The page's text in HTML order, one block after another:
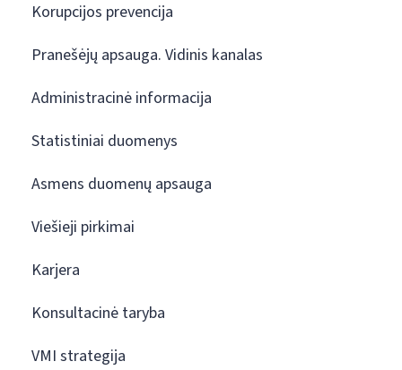
Korupcijos prevencija
Pranešėjų apsauga. Vidinis kanalas
Administracinė informacija
Statistiniai duomenys
Asmens duomenų apsauga
Viešieji pirkimai
Karjera
Konsultacinė taryba
VMI strategija